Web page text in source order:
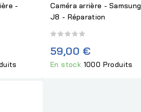
-
Caméra arrière - Samsung
J8 - Réparation
59,00 €
En stock 1000 Produits